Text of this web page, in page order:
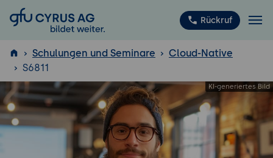
GFU Cyrus AG Rückruf
ISTQB ®
Schulungen und Seminare
Cloud-Native
S6811